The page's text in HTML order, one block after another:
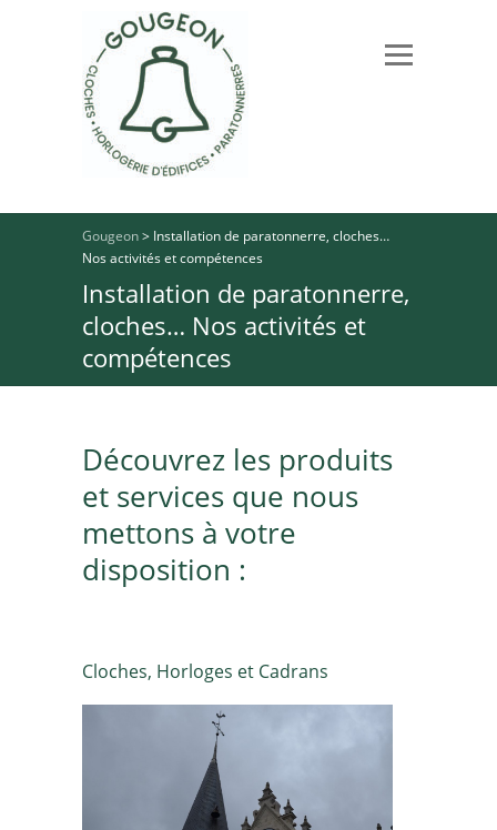
Gougeon> Installation de paratonnerre, cloches…
Nos activités et compétences
Installation de paratonnerre,
cloches… Nos activités et
compétences
Découvrez les produits
et services que nous
mettons à votre
disposition :
Cloches, Horloges et Cadrans